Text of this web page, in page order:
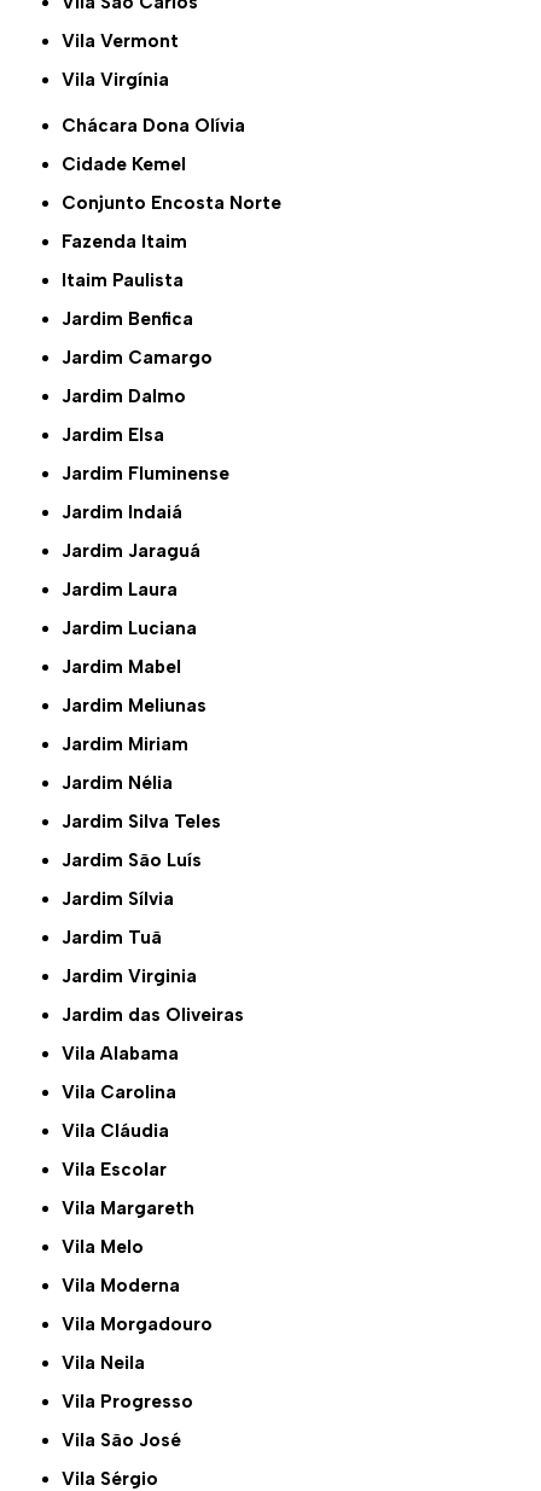
Vila Vermont
Vila Virgínia
Chácara Dona Olívia
Cidade Kemel
Conjunto Encosta Norte
Fazenda Itaim
Itaim Paulista
Jardim Benfica
Jardim Camargo
Jardim Dalmo
Jardim Elsa
Jardim Fluminense
Jardim Indaiá
Jardim Jaraguá
Jardim Laura
Jardim Luciana
Jardim Mabel
Jardim Meliunas
Jardim Miriam
Jardim Nélia
Jardim Silva Teles
Jardim São Luís
Jardim Sílvia
Jardim Tuã
Jardim Virginia
Jardim das Oliveiras
Vila Alabama
Vila Carolina
Vila Cláudia
Vila Escolar
Vila Margareth
Vila Melo
Vila Moderna
Vila Morgadouro
Vila Neila
Vila Progresso
Vila São José
Vila Sérgio